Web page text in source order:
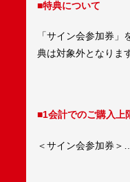
■特典について
「サイン会参加券
典は対象外となりま
■1会計でのご購入上
＜サイン会参加券＞